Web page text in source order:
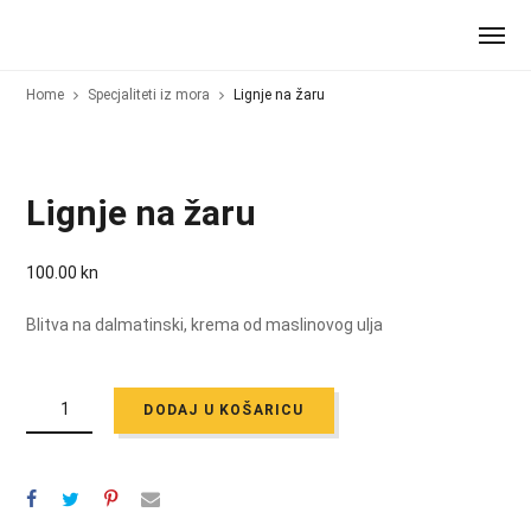
Home Specjaliteti iz mora Lignje na žaru
Lignje na žaru
100.00 kn
Blitva na dalmatinski, krema od maslinovog ulja
DODAJ U KOŠARICU